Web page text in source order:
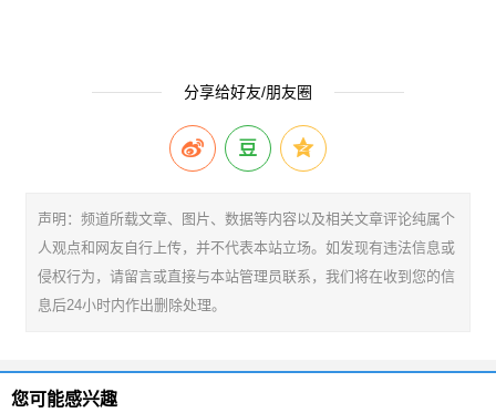
分享给好友/朋友圈
声明：频道所载文章、图片、数据等内容以及相关文章评论纯属个
人观点和网友自行上传，并不代表本站立场。如发现有违法信息或
侵权行为，请留言或直接与本站管理员联系，我们将在收到您的信
息后24小时内作出删除处理。
您可能感兴趣